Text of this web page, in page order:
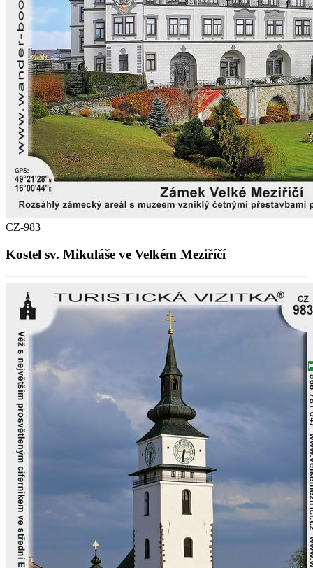
CZ-983
Kostel sv. Mikuláše ve Velkém Meziříčí